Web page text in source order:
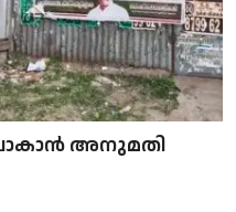
അനുമതി